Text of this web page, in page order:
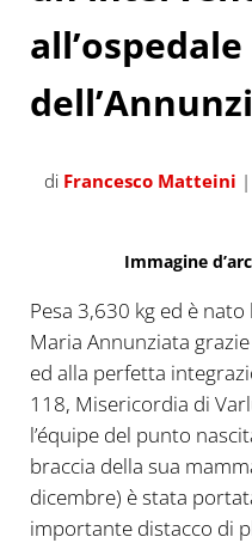
all’ospedale
di Francesco Matteini
Immagine
Pesa 3,630 kg ed è
Maria Annunziata
ed alla perfetta
118, Misericordia di
l’équipe del punto
braccia della sua
dicembre) è stata
importante distacco di